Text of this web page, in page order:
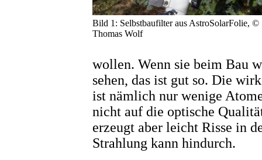
Bild 1: Selbstbaufilter aus AstroSolarFolie, ©
Thomas Wolf
wollen. Wenn sie beim Bau
sehen, das ist gut so. Die
ist nämlich nur wenige
nicht auf die optische
erzeugt aber leicht Risse in
Strahlung kann hindurch.